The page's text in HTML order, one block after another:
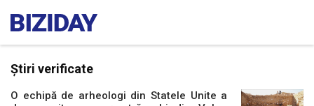
Știri verificate
O echipă de arheologi din Statele Unite a